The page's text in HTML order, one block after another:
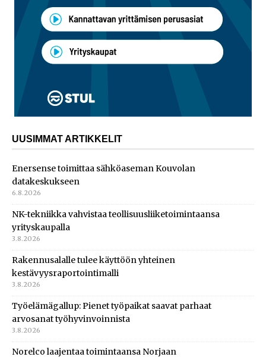
UUSIMMAT ARTIKKELIT
Enersense toimittaa sähköaseman Kouvolan
datakeskukseen
6.8.2026
NK-tekniikka vahvistaa teollisuusliiketoimintaansa
yrityskaupalla
3.8.2026
Rakennusalalle tulee käyttöön yhteinen
kestävyysraportointimalli
3.8.2026
Työelämägallup: Pienet työpaikat saavat parhaat
arvosanat työhyvinvoinnista
3.8.2026
Norelco laajentaa toimintaansa Norjaan